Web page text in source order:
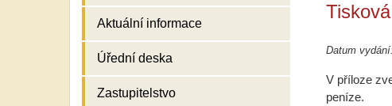
Aktuální informace
Úřední deska
Zastupitelstvo
Datum
V příloze
peníze.